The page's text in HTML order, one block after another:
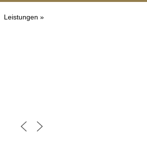
Leistungen »